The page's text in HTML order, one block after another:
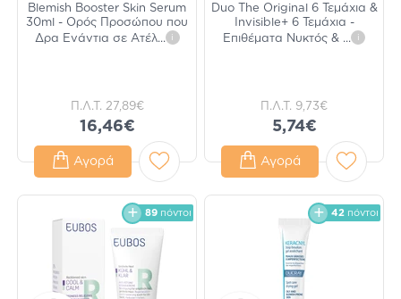
Blemish Booster Skin Serum
30ml - Ορός Προσώπου που
Δρα Ενάντια σε Ατέλ... i
Π.Λ.Τ. 27,89€
16,46€
Αγορά
Duo The Original 6 Τεμάχια &
Invisible+ 6 Τεμάχια -
Επιθέματα Νυκτός & ... i
Π.Λ.Τ. 9,73€
5,74€
Αγορά
89 πόντοι 42 πόντοι